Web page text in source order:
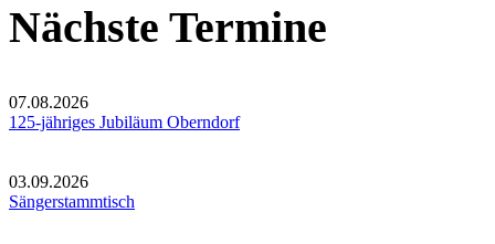
Nächste Termine
07.08.2026
125-jähriges Jubiläum Oberndorf
03.09.2026
Sängerstammtisch